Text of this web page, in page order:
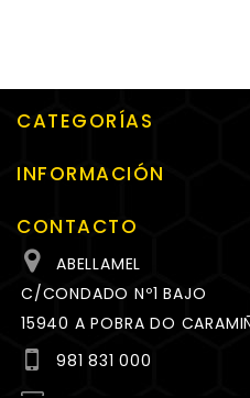
CATEGORÍAS
INFORMACIÓN
CONTACTO
ABELLAMEL
C/CONDADO Nº1 BAJO
15940 A POBRA DO
981 831 000